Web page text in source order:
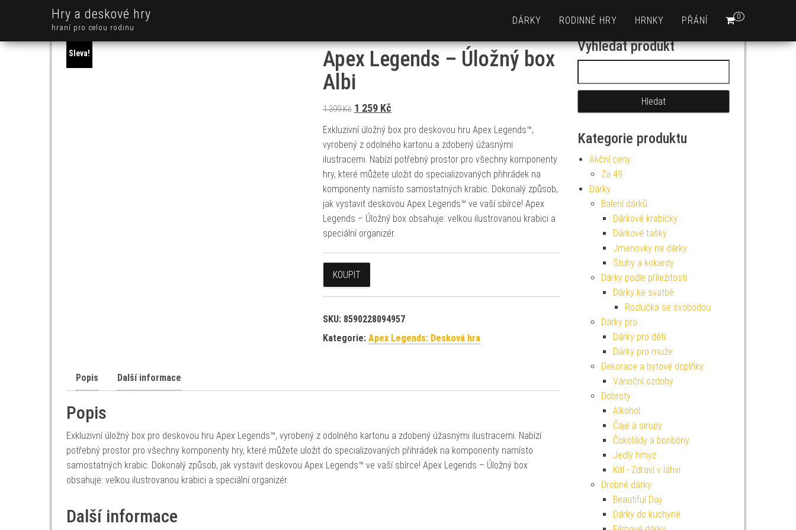
Hry a deskové hry
hraní pro celou rodinu
0
DÁRKY RODINNÉ HRY HRNKY PŘÁNÍ
Sleva!
Apex Legends – Úložný box
Albi
1 399Kč Původní cena byla: 1 399 Kč.
1 259 KčAktuální cena je: 1 259 Kč.
Exkluzivní úložný box pro deskovou hru Apex Legends™,
vyrobený z odolného kartonu a zdobený úžasnými
ilustracemi. Nabízí potřebný prostor pro všechny komponenty
hry, které můžete uložit do specializovaných přihrádek na
komponenty namísto samostatných krabic. Dokonalý způsob,
jak vystavit deskovou Apex Legends™ ve vaší sbírce! Apex
Legends – Úložný box obsahuje: velkou ilustrovanou krabici a
speciální organizér.
KOUPIT
SKU: 8590228094957
Kategorie: Apex Legends: Desková hra
Popis Další informace
Popis
Exkluzivní úložný box pro deskovou hru Apex Legends™, vyrobený z odolného kartonu a zdobený úžasnými ilustracemi. Nabízí
potřebný prostor pro všechny komponenty hry, které můžete uložit do specializovaných přihrádek na komponenty namísto
samostatných krabic. Dokonalý způsob, jak vystavit deskovou Apex Legends™ ve vaší sbírce! Apex Legends – Úložný box
obsahuje: velkou ilustrovanou krabici a speciální organizér.
Další informace
Vyhledat produkt
Kategorie produktu
Akční ceny
Za 49
Dárky
Balení dárků
Dárkové krabičky
Dárkové tašky
Jmenovky na dárky
Stuhy a kokardy
Dárky podle příležitosti
Dárky ke svatbě
Rozlučka se svobodou
Dárky pro
Dárky pro děti
Dárky pro muže
Dekorace a bytové doplňky
Vánoční ozdoby
Dobroty
Alkohol
Čaje a sirupy
Čokolády a bonbóny
Jedlý hmyz
Kitl - Zdraví v láhvi
Drobné dárky
Beautiful Day
Dárky do kuchyně